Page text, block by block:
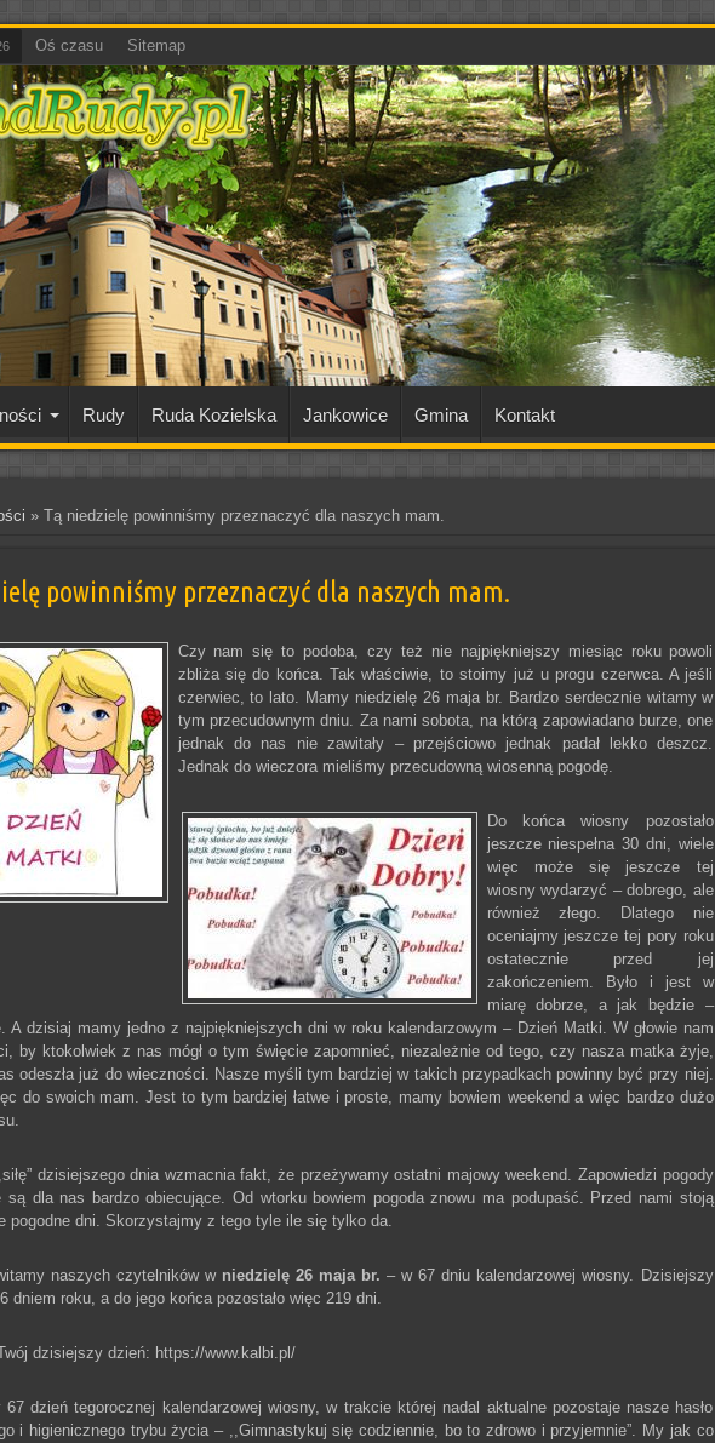
Oś czasu Sitemap
Rudy Ruda Kozielska Jankowice Gmina Kontakt
» Tą niedzielę powinniśmy przeznaczyć dla naszych mam.
powinniśmy przeznaczyć dla naszych mam.
Czy nam się to podoba, czy też nie najpiękniejszy miesiąc roku powoli
zbliża się do końca. Tak właściwie, to stoimy już u progu czerwca. A jeśli
czerwiec, to lato. Mamy niedzielę 26 maja br. Bardzo serdecznie witamy w
tym przecudownym dniu. Za nami sobota, na którą zapowiadano burze, one
jednak do nas nie zawitały – przejściowo jednak padał lekko deszcz.
Jednak do wieczora mieliśmy przecudowną wiosenną pogodę.
Do końca wiosny pozostało
jeszcze niespełna 30 dni, wiele
więc może się jeszcze tej
wiosny wydarzyć – dobrego, ale
również złego. Dlatego nie
oceniajmy jeszcze tej pory roku
ostatecznie przed jej
zakończeniem. Było i jest w
miarę dobrze, a jak będzie –
A dzisiaj mamy jedno z najpiękniejszych dni w roku kalendarzowym – Dzień Matki. W głowie nam
by ktokolwiek z nas mógł o tym święcie zapomnieć, niezależnie od tego, czy nasza matka żyje,
odeszła już do wieczności. Nasze myśli tym bardziej w takich przypadkach powinny być przy niej.
do swoich mam. Jest to tym bardziej łatwe i proste, mamy bowiem weekend a więc bardzo dużo
dzisiejszego dnia wzmacnia fakt, że przeżywamy ostatni majowy weekend. Zapowiedzi pogody
są dla nas bardzo obiecujące. Od wtorku bowiem pogoda znowu ma podupaść. Przed nami stoją
pogodne dni. Skorzystajmy z tego tyle ile się tylko da.
naszych czytelników w niedzielę 26 maja br.– w 67 dniu kalendarzowej wiosny. Dzisiejszy
dniem roku, a do jego końca pozostało więc 219 dni.
dzisiejszy dzień: https://www.kalbi.pl/
67 dzień tegorocznej kalendarzowej wiosny, w trakcie której nadal aktualne pozostaje nasze hasło
i higienicznego trybu życia – ,,Gimnastykuj się codziennie, bo to zdrowo i przyjemnie”. My jak co